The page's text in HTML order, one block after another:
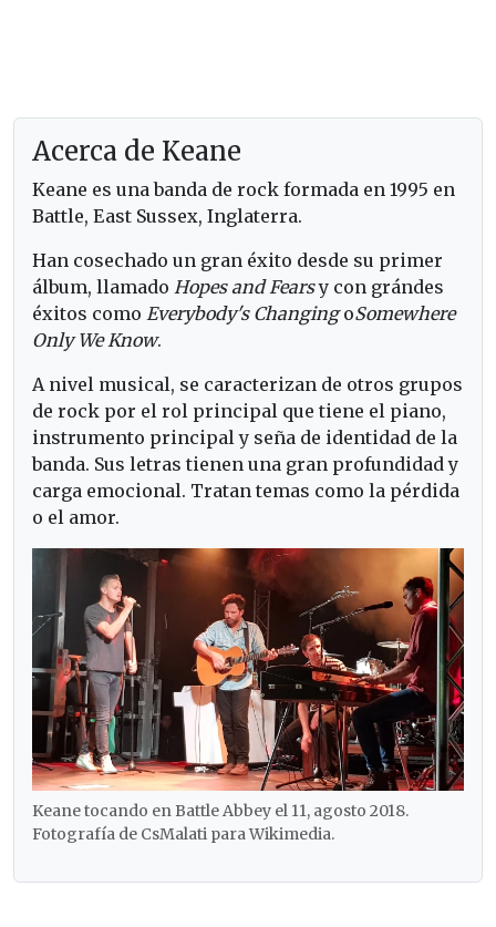
Acerca de Keane
Keane es una banda de rock formada en 1995 en
Battle, East Sussex, Inglaterra.
Han cosechado un gran éxito desde su primer
álbum, llamado Hopes and Fearsy con grándes
éxitos como Everybody's ChangingoSomewhere
Only We Know.
A nivel musical, se caracterizan de otros grupos
de rock por el rol principal que tiene el piano,
instrumento principal y seña de identidad de la
banda. Sus letras tienen una gran profundidad y
carga emocional. Tratan temas como la pérdida
o el amor.
Keane tocando en Battle Abbey el 11, agosto 2018.
Fotografía de CsMalati para Wikimedia.